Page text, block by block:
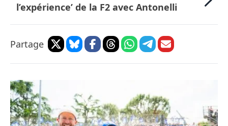
l’expérience’ de la F2 avec Antonelli
Partage